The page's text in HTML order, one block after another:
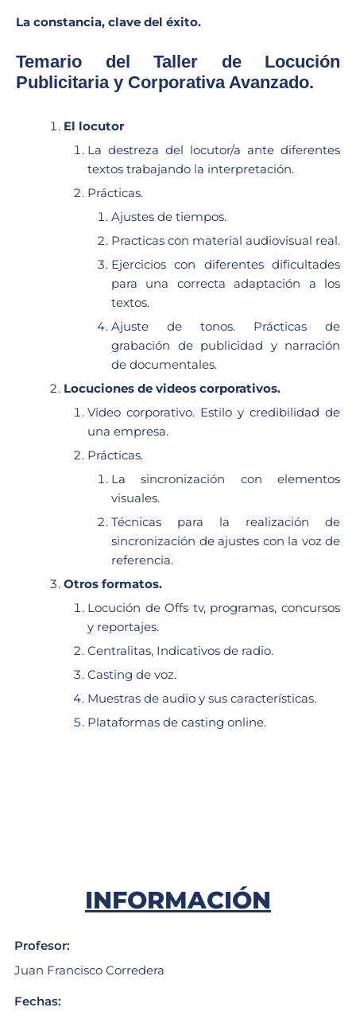
La constancia, clave del éxito.
Temario del Taller de Locución
Publicitaria y Corporativa Avanzado.
El locutor
La destreza del locutor/a ante diferentes
textos trabajando la interpretación.
Prácticas.
Ajustes de tiempos.
Practicas con material audiovisual real.
Ejercicios con diferentes dificultades
para una correcta adaptación a los
textos.
Ajuste de tonos. Prácticas de
grabación de publicidad y narración
de documentales.
Locuciones de videos corporativos.
Video corporativo. Estilo y credibilidad de
una empresa.
Prácticas.
La sincronización con elementos
visuales.
Técnicas para la realización de
sincronización de ajustes con la voz de
referencia.
Otros formatos.
Locución de Offs tv, programas, concursos
y reportajes.
Centralitas, Indicativos de radio.
Casting de voz.
Muestras de audio y sus características.
Plataformas de casting online.
INFORMACIÓN
Profesor:
Juan Francisco Corredera
Fechas: